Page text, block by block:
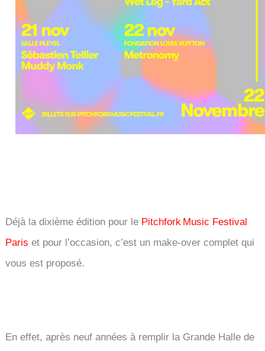
Déjà la dixième édition pour le Pitchfork Music Festival
Paris et pour l’occasion, c’est un make-over complet qui
vous est proposé.
En effet, après neuf années à remplir la Grande Halle de